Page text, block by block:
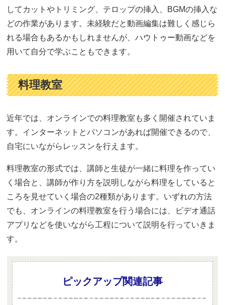
してカットやトリミング、テロップの挿入、BGMの挿入な
どの作業があります。未経験だと動画編集は難しく感じら
れる場合もあるかもしれませんが、ハウトゥー動画などを
用いて自分で学ぶこともできます。
料理教室
近年では、オンラインでの料理教室も多く開催されていま
す。インターネットとパソコンがあれば開催できるので、
自宅にいながらレッスンを行えます。
料理教室の形式では、講師と生徒が一緒に料理を作ってい
く場合と、講師が作り方を説明しながら料理をしていると
ころを見せていく場合の2種類があります。いずれの方法
でも、オンラインの料理教室を行う場合には、ビデオ通話
アプリなどを使いながら工程について説明を行っていきま
す。
ピックアップ関連記事